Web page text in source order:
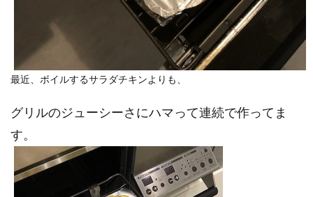
最近、ボイルするサラダチキンよりも、
グリルのジューシーさにハマって連続で作ってま
す。